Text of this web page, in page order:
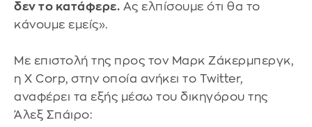
δεν το κατάφερε. Ας ελπίσουμε ότι θα το
κάνουμε εμείς».
Με επιστολή της προς τον Μαρκ Ζάκερμπεργκ,
η Χ Corp, στην οποία ανήκει το Twitter,
αναφέρει τα εξής μέσω του δικηγόρου της
Άλεξ Σπάιρο: